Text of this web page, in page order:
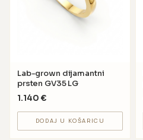
Lab-grown dijamantni
prsten GV35 LG
1.140 €
DODAJ U KOŠARICU